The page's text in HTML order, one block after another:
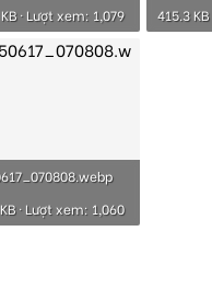
· Lượt xem: 1,079 415.3
· Lượt xem: 1,060